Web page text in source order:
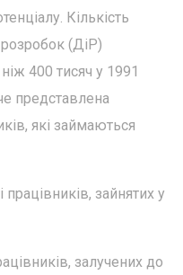
Кількість
(ДіР)
400 тисяч у 1991
представлена
які займаються
зайнятих у
залучених до